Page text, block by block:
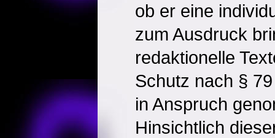
ob er eine
zum Ausdruck
redaktionelle
Schutz nach §
in Anspruch
Hinsichtlich